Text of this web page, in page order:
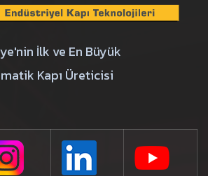
İlk ve En Büyük
Kapı Üreticisi